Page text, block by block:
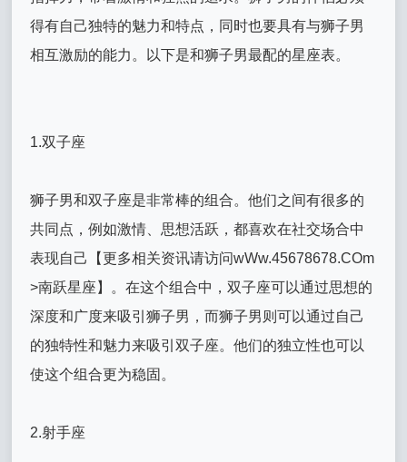
得有自己独特的魅力和特点，同时也要具有与狮子男
相互激励的能力。以下是和狮子男最配的星座表。
1.双子座
狮子男和双子座是非常棒的组合。他们之间有很多的
共同点，例如激情、思想活跃，都喜欢在社交场合中
表现自己【更多相关资讯请访问wWw.45678678.COm
>南跃星座】。在这个组合中，双子座可以通过思想的
深度和广度来吸引狮子男，而狮子男则可以通过自己
的独特性和魅力来吸引双子座。他们的独立性也可以
使这个组合更为稳固。
2.射手座